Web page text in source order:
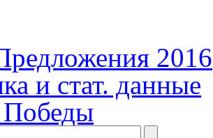
2016
и стат. данные